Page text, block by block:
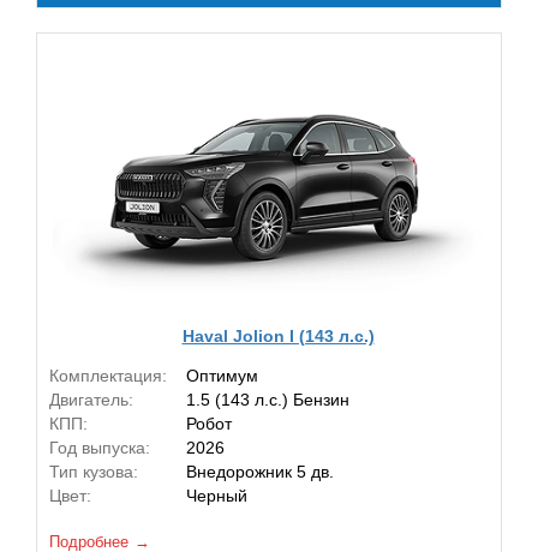
Haval Jolion I (143 л.с.)
Комплектация:
Оптимум
Двигатель:
1.5 (143 л.с.) Бензин
КПП:
Робот
Год выпуска:
2026
Тип кузова:
Внедорожник 5 дв.
Цвет:
Черный
Подробнее